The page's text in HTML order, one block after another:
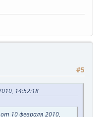
#5
14:52:18
10 февраля 2010,